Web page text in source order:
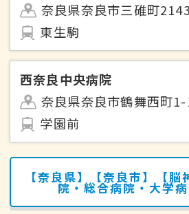
奈良県奈良市三碓町
東生駒
西奈良中央病院
奈良県奈良市鶴舞西町
学園前
【奈良県】【奈良市】【脳
院・総合病院・大学